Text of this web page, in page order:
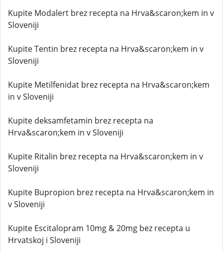
Kupite Modalert brez recepta na Hrva&scaron;kem in v
Sloveniji
Kupite Tentin brez recepta na Hrva&scaron;kem in v
Sloveniji
Kupite Metilfenidat brez recepta na Hrva&scaron;kem
in v Sloveniji
Kupite deksamfetamin brez recepta na
Hrva&scaron;kem in v Sloveniji
Kupite Ritalin brez recepta na Hrva&scaron;kem in v
Sloveniji
Kupite Bupropion brez recepta na Hrva&scaron;kem in
v Sloveniji
Kupite Escitalopram 10mg & 20mg bez recepta u
Hrvatskoj i Sloveniji